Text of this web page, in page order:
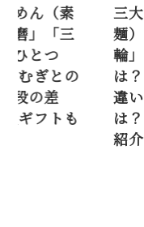
三大そうめん（素
麺）「播磨」「三
輪」あとひとつ
は？ ひやむぎとの
違い、値段の差
は？ 高級ギフトも